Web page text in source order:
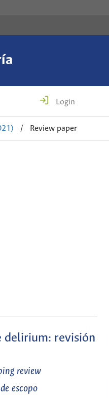
Login
/ Review paper
delirium: revisión
review
escopo